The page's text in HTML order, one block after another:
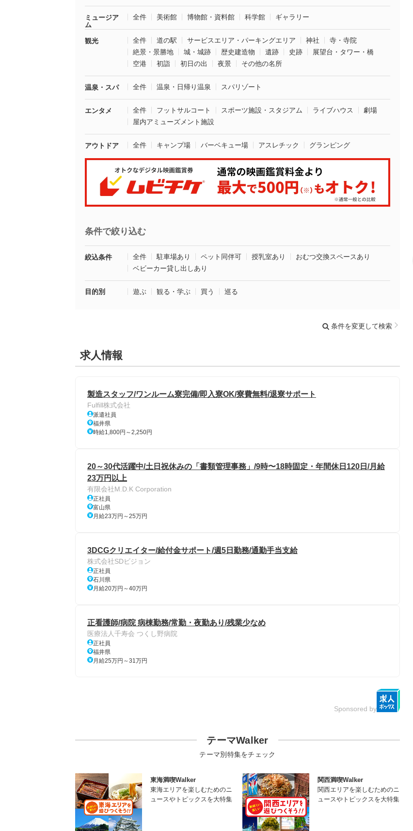
ミュージア
ム
全件 美術館 博物館・資料館 科学館 ギャラリー
観光 全件 道の駅 サービスエリア・パーキングエリア 神社
寺・寺院
絶景・景勝地
城・城跡 歴史建造物 遺跡 史跡
展望台・タワー・橋
空港
初詣 初日の出 夜景 その他の名所
温泉・スパ 全件 温泉・日帰り温泉 スパリゾート
エンタメ 全件 フットサルコート スポーツ施設・スタジアム ライブハウス
劇場
屋内アミューズメント施設
アウトドア 全件 キャンプ場 バーベキュー場 アスレチック グランピング
条件で絞り込む
絞込条件 全件 駐車場あり ペット同伴可 授乳室あり
おむつ交換スペースあり
ベビーカー貸し出しあり
目的別 遊ぶ 観る・学ぶ 買う 巡る
条件を変更して検索
求人情報
製造スタッフ/ワンルーム寮完備/即入寮OK/寮費無料/退寮サポート
Fulfill株式会社
派遣社員
福井県
時給1,800円～2,250円
20～30代活躍中/土日祝休みの「書類管理事務」/9時〜18時固定・年間休日120日/月給
23万円以上
有限会社M.D.K Corporation
正社員
富山県
月給23万円～25万円
3DCGクリエイター/給付金サポート/週5日勤務/通勤手当支給
株式会社SDビジョン
正社員
石川県
月給20万円～40万円
正看護師/病院 病棟勤務/常勤・夜勤あり/残業少なめ
医療法人千寿会 つくし野病院
正社員
福井県
月給25万円～31万円
Sponsored by
テーマWalker
テーマ別特集をチェック
東海満喫Walker
東海エリアを楽しむためのニ
ュースやトピックスを大特集
関西満喫Walker
関西エリアを楽しむためのニ
ュースやトピックスを大特集